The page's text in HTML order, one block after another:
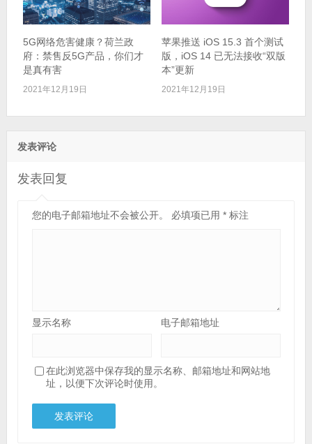
5G网络危害健康？荷兰政
府：禁售反5G产品，你们才
是真有害
2021年12月19日
苹果推送 iOS 15.3 首个测试
版，iOS 14 已无法接收“双版
本”更新
2021年12月19日
发表评论
发表回复
您的电子邮箱地址不会被公开。 必填项已用 *标注
显示名称 电子邮箱地址
在此浏览器中保存我的显示名称、邮箱地址和网站地
址，以便下次评论时使用。